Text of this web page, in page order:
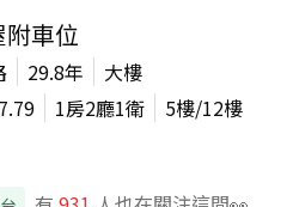
車位
29.8年
大樓
1房2廳1衛 5樓/12樓